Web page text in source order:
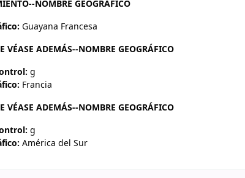
NOMBRE GEOGRÁFICO
Guayana Francesa
VÉASE ADEMÁS--NOMBRE GEOGRÁFICO
g
Francia
VÉASE ADEMÁS--NOMBRE GEOGRÁFICO
g
América del Sur